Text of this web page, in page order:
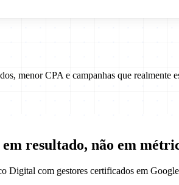
menor CPA e campanhas que realmente
resultado, não em
com gestores certificados em